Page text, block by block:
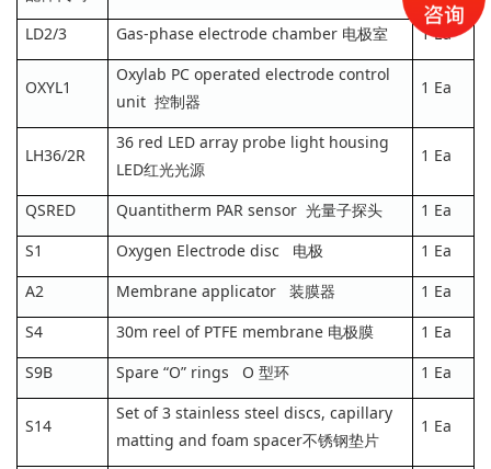
LD2/3
Gas-phase electrode chamber 电极室 1 Ea
OXYL1
Oxylab PC operated electrode control
unit 控制器
1 Ea
LH36/2R
36 red LED array probe light housing
LED红光光源
1 Ea
QSRED Quantitherm PAR sensor 光量子探头
1 Ea
S1
Oxygen Electrode disc 电极
1 Ea
A2
Membrane applicator 装膜器
1 Ea
S4
30m reel of PTFE membrane 电极膜
1 Ea
S9B
Spare “O” rings O 型环 1 Ea
S14
Set of 3 stainless steel discs, capillary
matting and foam spacer不锈钢垫片
1 Ea